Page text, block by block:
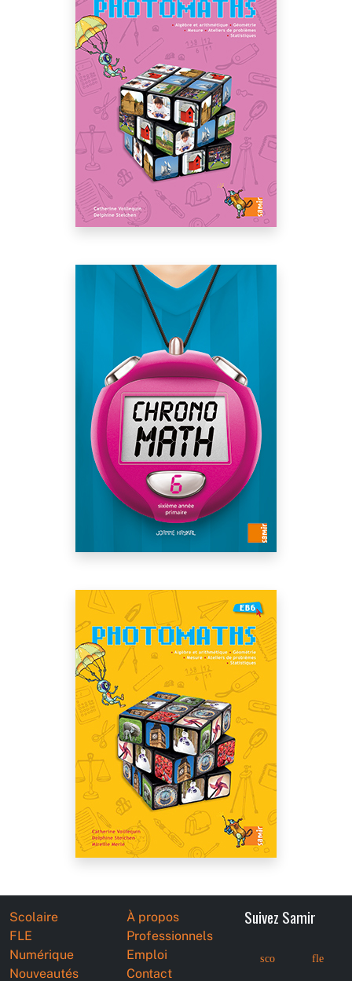
Scolaire
FLE
Numérique
Nouveautés
À propos
Professionnels
Emploi
Contact
Suivez Samir
sco fle